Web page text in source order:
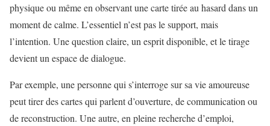
physique ou même en observant une carte tirée au hasard dans un
moment de calme. L’essentiel n’est pas le support, mais
l’intention. Une question claire, un esprit disponible, et le tirage
devient un espace de dialogue.
Par exemple, une personne qui s’interroge sur sa vie amoureuse
peut tirer des cartes qui parlent d’ouverture, de communication ou
de reconstruction. Une autre, en pleine recherche d’emploi,